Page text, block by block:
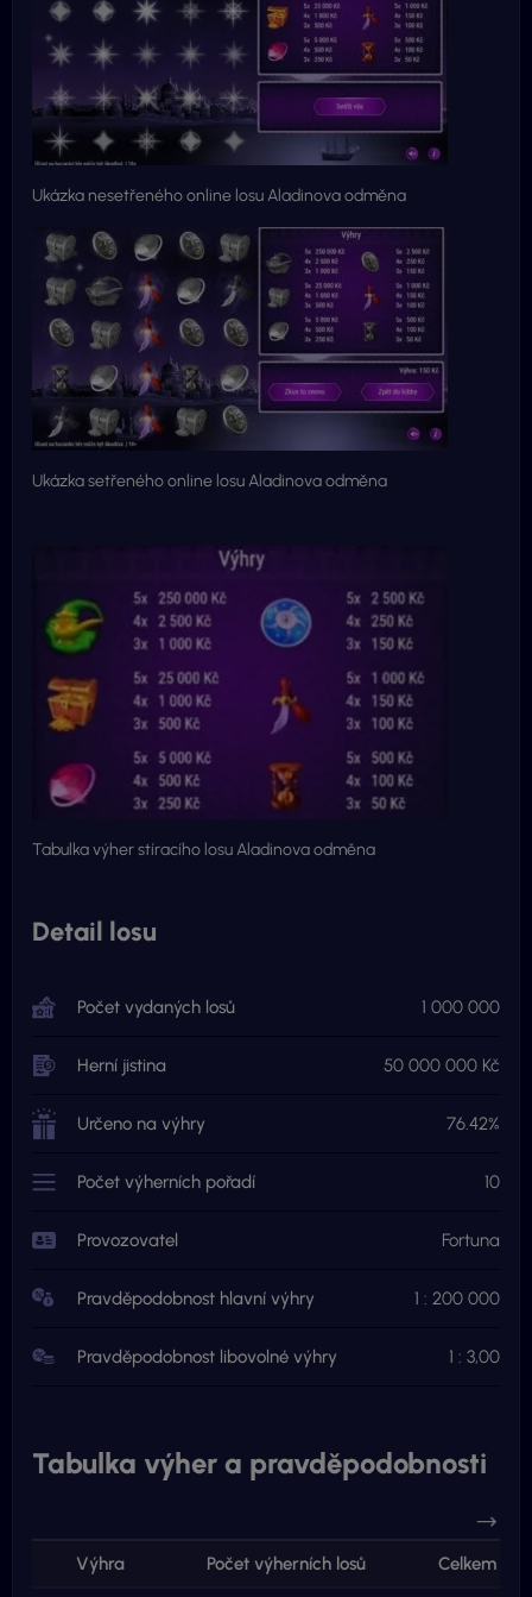
Ukázka nesetřeného online losu Aladinova odměna
Ukázka setřeného online losu Aladinova odměna
Tabulka výher stíracího losu Aladinova odměna
Detail losu
Počet vydaných losů 1 000 000
Herní jistina 50 000 000 Kč
Určeno na výhry 76.42%
Počet výherních pořadí 10
Provozovatel Fortuna
Pravděpodobnost hlavní výhry 1 : 200 000
Pravděpodobnost libovolné výhry 1 : 3,00
Tabulka výher a pravděpodobnosti
Výhra Počet výherních losů Celkem ve